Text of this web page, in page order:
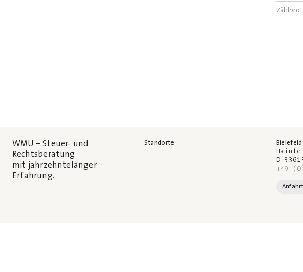
WMU – Steuer- und
Rechtsberatung
mit jahrzehntelanger
Erfahrung.
Standorte
Bielefeld
D-
+49
Anfahrt